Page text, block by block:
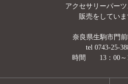
アクセサリーパー
販売をしていま
奈良県生駒市門
tel 0743-25-
時間 13：00～